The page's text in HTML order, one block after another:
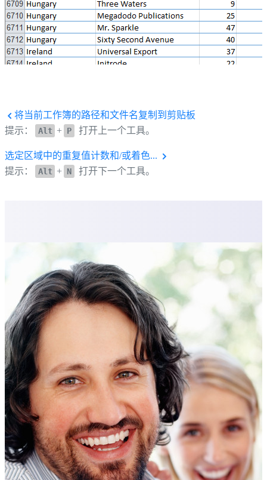
将当前工作簿的路径和文件名复制到剪贴板
提示：
Alt + P 打开上一个工具。
选定区域中的重复值计数和/或着色...
提示：
Alt + N 打开下一个工具。